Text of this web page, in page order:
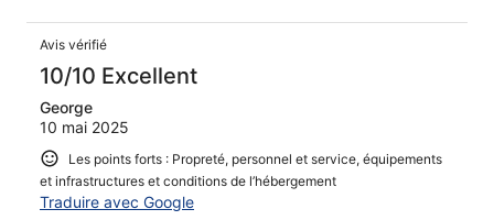
well, it was a magical experience. In summary, I will go
back to the restaurant but not the hotel
Avis vérifié
10/10 Excellent
George
10 mai 2025
Les points forts : Propreté, personnel et service, équipements
et infrastructures et conditions de l’hébergement
Traduire avec Google